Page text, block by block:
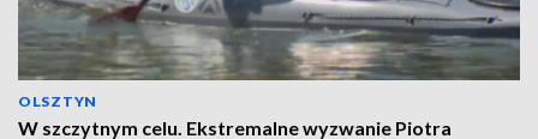
OLSZTYN
W szczytnym celu. Ekstremalne wyzwanie Piotra